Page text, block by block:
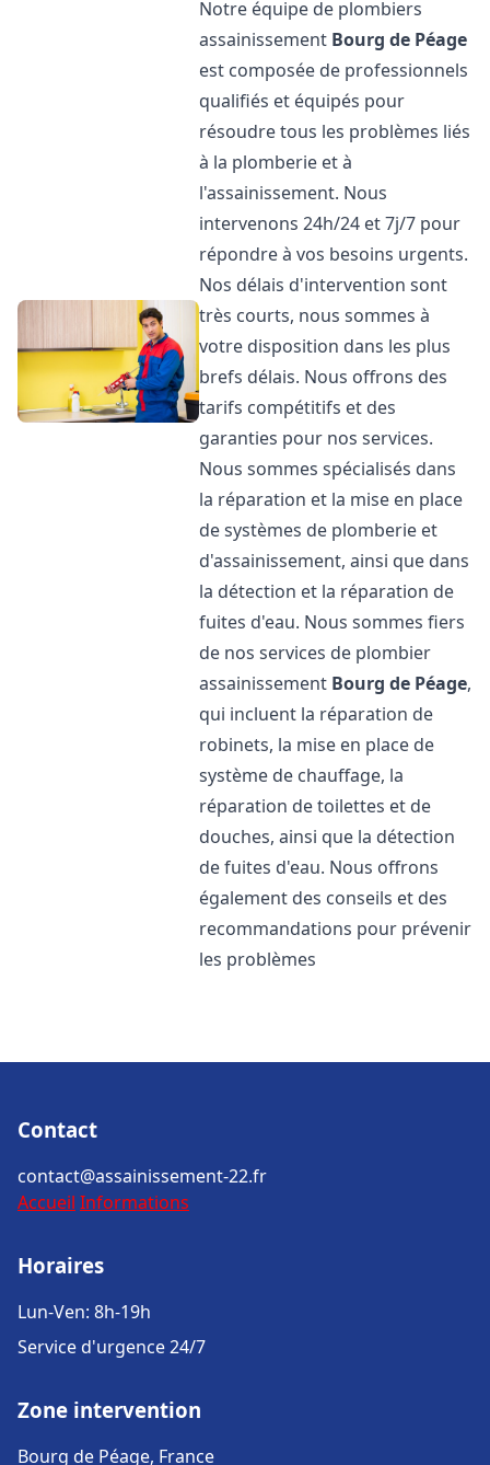
Notre équipe de plombiers
assainissement Bourg de Péage
est composée de professionnels
qualifiés et équipés pour
résoudre tous les problèmes liés
à la plomberie et à
l'assainissement. Nous
intervenons 24h/24 et 7j/7 pour
répondre à vos besoins urgents.
Nos délais d'intervention sont
très courts, nous sommes à
votre disposition dans les plus
brefs délais. Nous offrons des
tarifs compétitifs et des
garanties pour nos services.
Nous sommes spécialisés dans
la réparation et la mise en place
de systèmes de plomberie et
d'assainissement, ainsi que dans
la détection et la réparation de
fuites d'eau. Nous sommes fiers
de nos services de plombier
assainissement Bourg de Péage,
qui incluent la réparation de
robinets, la mise en place de
système de chauffage, la
réparation de toilettes et de
douches, ainsi que la détection
de fuites d'eau. Nous offrons
également des conseils et des
recommandations pour prévenir
les problèmes
Contact
contact@assainissement-22.fr
Accueil Informations
Horaires
Lun-Ven: 8h-19h
Service d'urgence 24/7
Zone intervention
Bourg de Péage, France